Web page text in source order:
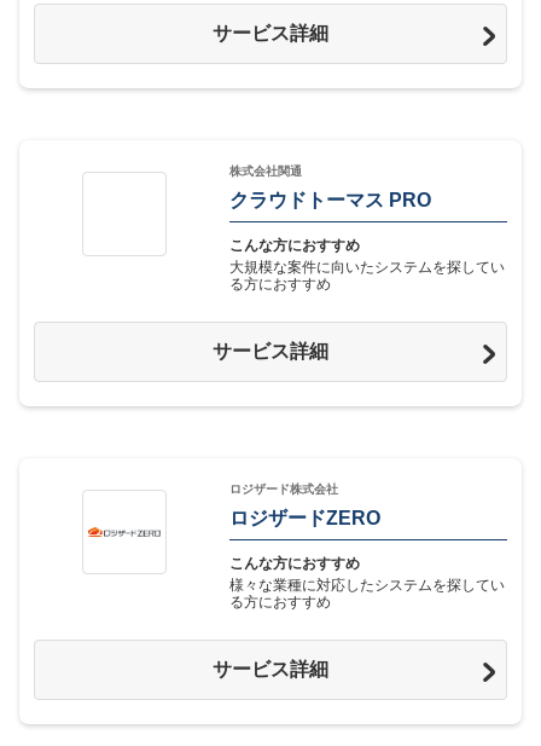
サービス詳細
株式会社関通
クラウドトーマス PRO
こんな方におすすめ
大規模な案件に向いたシステムを探してい
る方におすすめ
サービス詳細
ロジザード株式会社
ロジザードZERO
こんな方におすすめ
様々な業種に対応したシステムを探してい
る方におすすめ
サービス詳細